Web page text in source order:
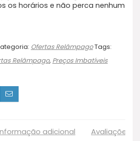
os horários e não perca nenhum
Ofertas RelâmpagoTags:
Relâmpago, Preços Imbatíveis
adicional Avaliações